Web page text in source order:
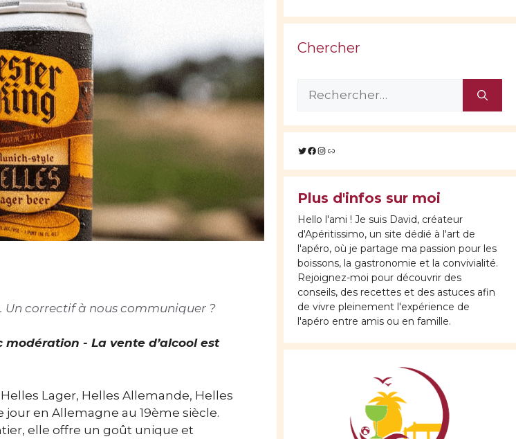
correctif à nous communiquer ?
modération - La vente d’alcool est
Lager, Helles Allemande, Helles
jour en Allemagne au 19ème siècle.
elle offre un goût unique et
Chercher
Rechercher :
Twitter
Facebook
Instagram
Lien
Plus d'infos sur moi
Hello l'ami ! Je suis David, créateur
d'Apéritissimo, un site dédié à l'art de
l'apéro, où je partage ma passion pour les
boissons, la gastronomie et la convivialité.
Rejoignez-moi pour découvrir des
conseils, des recettes et des astuces afin
de vivre pleinement l'expérience de
l'apéro entre amis ou en famille.